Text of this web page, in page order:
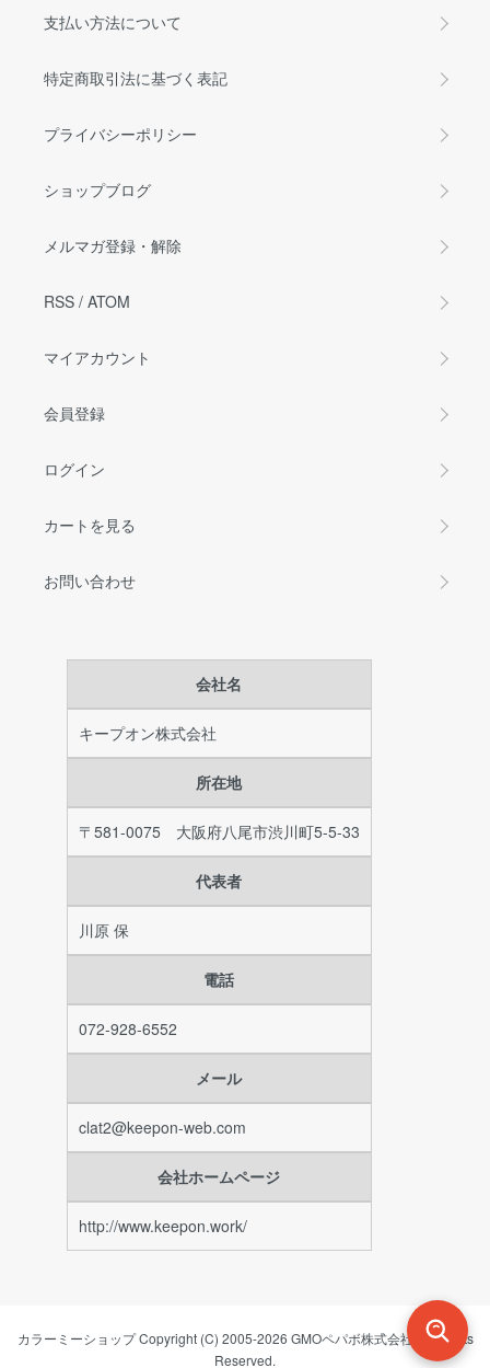
支払い方法について
特定商取引法に基づく表記
プライバシーポリシー
ショップブログ
メルマガ登録・解除
RSS / ATOM
マイアカウント
会員登録
ログイン
カートを見る
お問い合わせ
会社名
キープオン株式会社
所在地
〒581-0075 大阪府八尾市渋川町5-5-33
代表者
川原 保
電話
072-928-6552
メール
clat2@keepon-web.com
会社ホームページ
http://www.keepon.work/
カラーミーショップCopyright (C) 2005-2026 GMOペパボ株式会社
All Rights
Reserved.